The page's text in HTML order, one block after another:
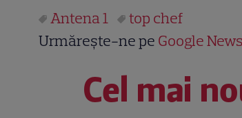
Antena 1
top chef
Urmărește-ne pe Google News
Cel mai